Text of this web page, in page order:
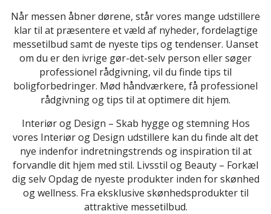
Når messen åbner dørene, står vores mange udstillere
klar til at præsentere et væld af nyheder, fordelagtige
messetilbud samt de nyeste tips og tendenser. Uanset
om du er den ivrige gør-det-selv person eller søger
professionel rådgivning, vil du finde tips til
boligforbedringer. Mød håndværkere, få professionel
rådgivning og tips til at optimere dit hjem.
Interiør og Design – Skab hygge og stemning Hos
vores Interiør og Design udstillere kan du finde alt det
nye indenfor indretningstrends og inspiration til at
forvandle dit hjem med stil. Livsstil og Beauty – Forkæl
dig selv Opdag de nyeste produkter inden for skønhed
og wellness. Fra eksklusive skønhedsprodukter til
attraktive messetilbud.